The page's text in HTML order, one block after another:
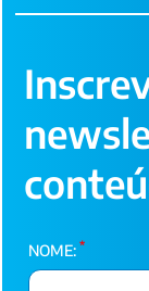
NOME: *